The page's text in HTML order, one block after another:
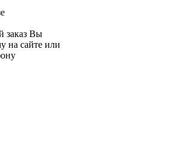
заказ Вы
на сайте или